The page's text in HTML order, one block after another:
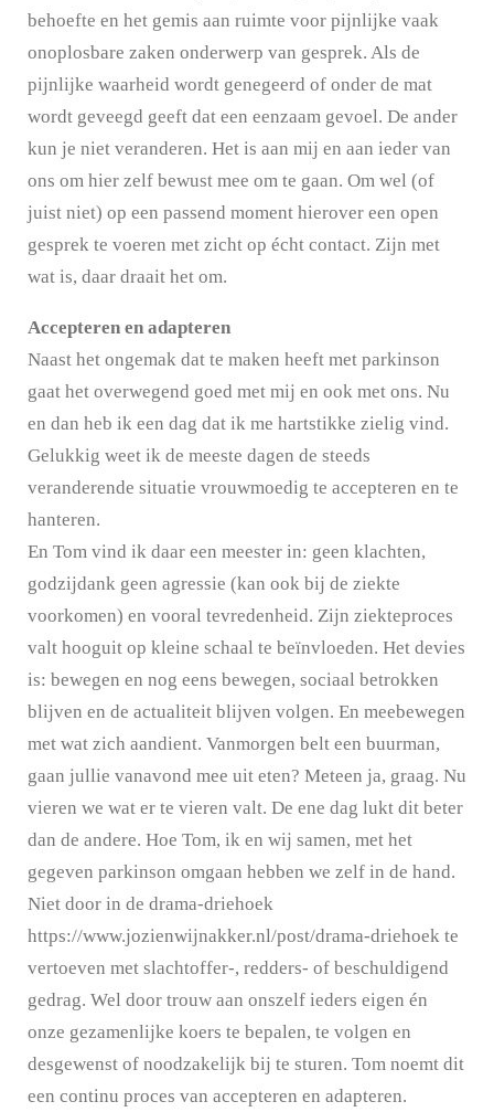
behoefte en het gemis aan ruimte voor pijnlijke vaak
onoplosbare zaken onderwerp van gesprek. Als de
pijnlijke waarheid wordt genegeerd of onder de mat
wordt geveegd geeft dat een eenzaam gevoel. De ander
kun je niet veranderen. Het is aan mij en aan ieder van
ons om hier zelf bewust mee om te gaan. Om wel (of
juist niet) op een passend moment hierover een open
gesprek te voeren met zicht op écht contact. Zijn met
wat is, daar draait het om.
Accepteren en adapteren
Naast het ongemak dat te maken heeft met parkinson
gaat het overwegend goed met mij en ook met ons. Nu
en dan heb ik een dag dat ik me hartstikke zielig vind.
Gelukkig weet ik de meeste dagen de steeds
veranderende situatie vrouwmoedig te accepteren en te
hanteren.
En Tom vind ik daar een meester in: geen klachten,
godzijdank geen agressie (kan ook bij de ziekte
voorkomen) en vooral tevredenheid. Zijn ziekteproces
valt hooguit op kleine schaal te beïnvloeden. Het devies
is: bewegen en nog eens bewegen, sociaal betrokken
blijven en de actualiteit blijven volgen. En meebewegen
met wat zich aandient. Vanmorgen belt een buurman,
gaan jullie vanavond mee uit eten? Meteen ja, graag. Nu
vieren we wat er te vieren valt. De ene dag lukt dit beter
dan de andere. Hoe Tom, ik en wij samen, met het
gegeven parkinson omgaan hebben we zelf in de hand.
Niet door in de drama-driehoek
https://www.jozienwijnakker.nl/post/drama-driehoek te
vertoeven met slachtoffer-, redders- of beschuldigend
gedrag. Wel door trouw aan onszelf ieders eigen én
onze gezamenlijke koers te bepalen, te volgen en
desgewenst of noodzakelijk bij te sturen. Tom noemt dit
een continu proces van accepteren en adapteren.